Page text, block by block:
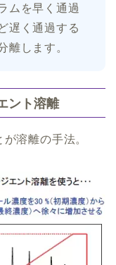
ムを早く通過
遅く通過する
離します。
ント溶離
溶離の手法。